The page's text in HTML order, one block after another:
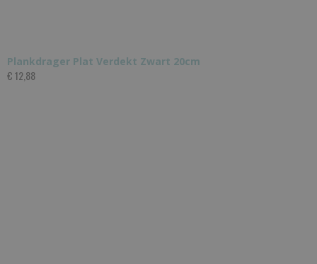
Plankdrager Plat Verdekt Zwart 20cm
€ 12,88